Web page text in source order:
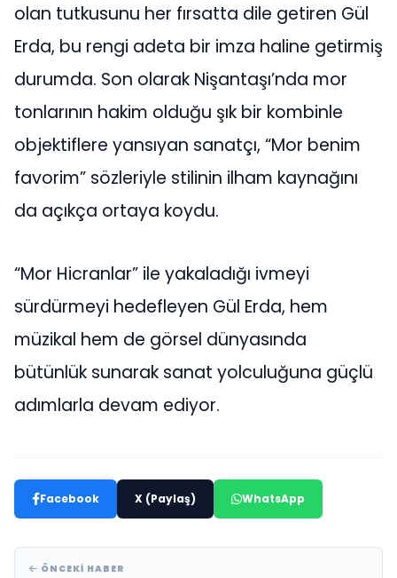
olan tutkusunu her fırsatta dile getiren Gül
Erda, bu rengi adeta bir imza haline getirmiş
durumda. Son olarak Nişantaşı’nda mor
tonlarının hakim olduğu şık bir kombinle
objektiflere yansıyan sanatçı, “Mor benim
favorim” sözleriyle stilinin ilham kaynağını
da açıkça ortaya koydu.
“Mor Hicranlar” ile yakaladığı ivmeyi
sürdürmeyi hedefleyen Gül Erda, hem
müzikal hem de görsel dünyasında
bütünlük sunarak sanat yolculuğuna güçlü
adımlarla devam ediyor.
Facebook X (Paylaş) WhatsApp
ÖNCEKI HABER